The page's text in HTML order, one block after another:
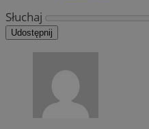
Słuchaj
Udostępnij